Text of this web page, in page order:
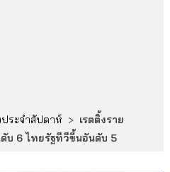
ประจำสัปดาห์ > เรตติ้งราย
บ 6 ไทยรัฐทีวีขึ้นอันดับ 5